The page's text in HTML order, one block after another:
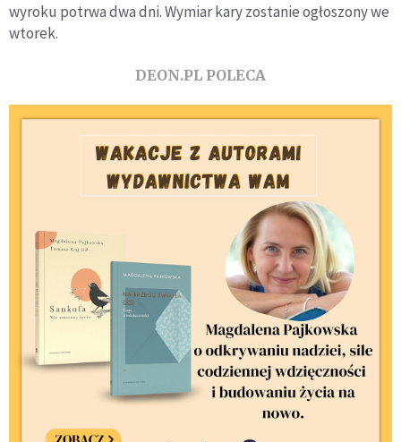
wyroku potrwa dwa dni. Wymiar kary zostanie ogłoszony we
wtorek.
DEON.PL POLECA